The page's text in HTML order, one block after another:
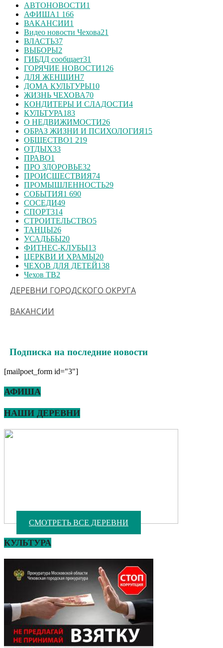
АВТОНОВОСТИ1
АФИША1 166
ВАКАНСИИ1
Видео новости Чехова21
ВЛАСТЬ37
ВЫБОРЫ2
ГИБДД сообщает31
ГОРЯЧИЕ НОВОСТИ126
ДЛЯ ЖЕНЩИН7
ДОМА КУЛЬТУРЫ10
ЖИЗНЬ ЧЕХОВА70
КОНДИТЕРЫ И СЛАДОСТИ4
КУЛЬТУРА183
О НЕДВИЖИМОСТИ26
ОБРАЗ ЖИЗНИ И ПСИХОЛОГИЯ15
ОБЩЕСТВО1 219
ОТДЫХ33
ПРАВО1
ПРО ЗДОРОВЬЕ32
ПРОИСШЕСТВИЯ74
ПРОМЫШЛЕННОСТЬ29
СОБЫТИЯ1 690
СОСЕДИ49
СПОРТ314
СТРОИТЕЛЬСТВО5
ТАНЦЫ26
УСАДЬБЫ20
ФИТНЕС-КЛУБЫ13
ЦЕРКВИ И ХРАМЫ20
ЧЕХОВ ДЛЯ ДЕТЕЙ138
Чехов ТВ2
ДЕРЕВНИ ГОРОДСКОГО ОКРУГА
ВАКАНСИИ
Подписка на последние новости
[mailpoet_form id="3"]
АФИША
НАШИ ДЕРЕВНИ
СМОТРЕТЬ ВСЕ ДЕРЕВНИ
КУЛЬТУРА